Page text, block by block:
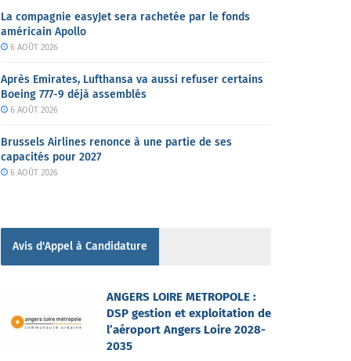
La compagnie easyJet sera rachetée par le fonds
américain Apollo
6 AOÛT 2026
Après Emirates, Lufthansa va aussi refuser certains
Boeing 777-9 déjà assemblés
6 AOÛT 2026
Brussels Airlines renonce à une partie de ses
capacités pour 2027
6 AOÛT 2026
Avis d'Appel à Candidature
ANGERS LOIRE METROPOLE :
DSP gestion et exploitation de
l’aéroport Angers Loire 2028-
2035